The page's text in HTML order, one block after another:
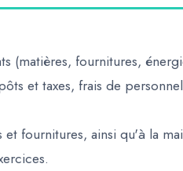
(matières, fournitures,
et taxes, frais de
fournitures, ainsi qu'à la